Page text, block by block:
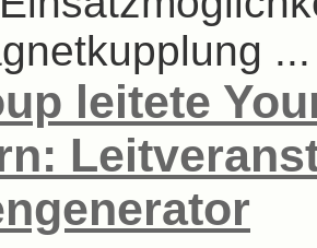
...
leitete